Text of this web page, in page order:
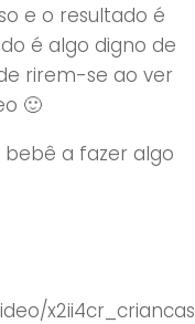
e o resultado é
é algo digno de
rirem-se ao ver
🙂
bebê a fazer algo